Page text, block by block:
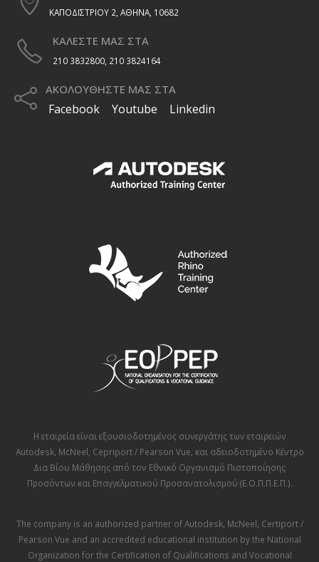
ΚΑΠΟΔΙΣΤΡΙΟΥ 2, ΑΘΗΝΑ, 10682
ΚΑΛΕΣΤΕ ΜΑΣ ΣΤΑ
210 3832800, 210 3824164
ΑΚΟΛΟΥΘΗΣΤΕ ΜΑΣ ΣΤΑ
Facebook Youtube Linkedin
Η εταιρεία είναι εξουσιοδοτημένος συνεργάτης των εταιρειών
Autodesk, McNeel Cepriport / Pearson Vue , και αδειοδοτημένο Κέντρο
Δια Βίου Μάθησης από τον Εθνικό Οργανισμό Πιστοποίησης
Προσόντων και Επαγγελματικού Προσανατολισμού (Ε.Ο.Π.Π.Ε.Π.).
The company is an authorized partner ofAutodesk, McNeel Certiport /
Pearson Vue and an accredited educational institution by the National
Organization for the Certification of Qualifications and Vocational